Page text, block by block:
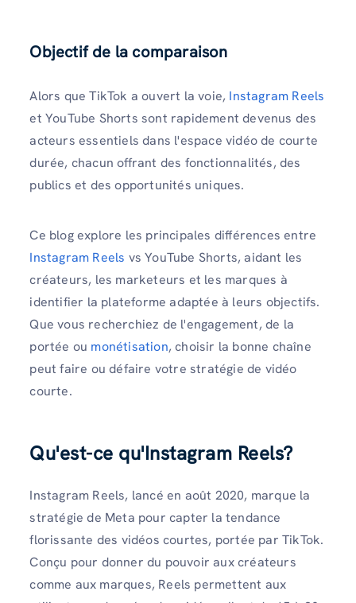
Objectif de la comparaison
Alors que TikTok a ouvert la voie, Instagram Reels
et YouTube Shorts sont rapidement devenus des
acteurs essentiels dans l'espace vidéo de courte
durée, chacun offrant des fonctionnalités, des
publics et des opportunités uniques.
Ce blog explore les principales différences entre
Instagram Reels vs YouTube Shorts, aidant les
créateurs, les marketeurs et les marques à
identifier la plateforme adaptée à leurs objectifs.
Que vous recherchiez de l'engagement, de la
portée ou monétisation, choisir la bonne chaîne
peut faire ou défaire votre stratégie de vidéo
courte.
Qu'est-ce qu'Instagram Reels?
Instagram Reels, lancé en août 2020, marque la
stratégie de Meta pour capter la tendance
florissante des vidéos courtes, portée par TikTok.
Conçu pour donner du pouvoir aux créateurs
comme aux marques, Reels permettent aux